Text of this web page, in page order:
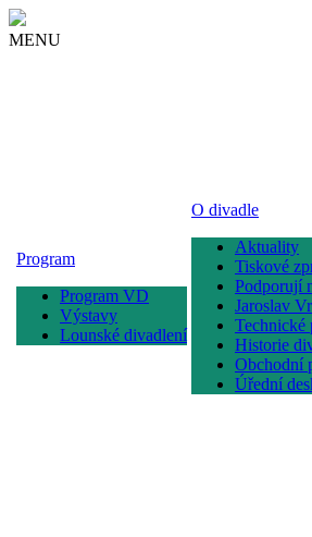
MENU
Program
Program VD
Výstavy
Lounské divadlení
O divadle
Aktuality
Tiskové
Podporují
Jaroslav
Technické
Historie
Obchodní
Úřední